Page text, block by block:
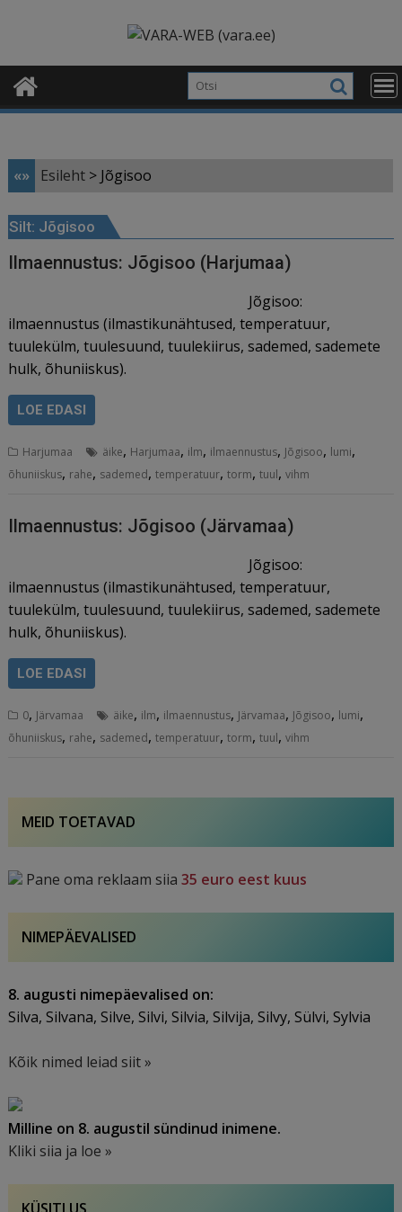
«» Esileht > Jõgisoo
Silt: Jõgisoo
Ilmaennustus: Jõgisoo (Harjumaa)
Jõgisoo:
ilmaennustus (ilmastikunähtused, temperatuur,
tuulekülm, tuulesuund, tuulekiirus, sademed, sademete
hulk, õhuniiskus).
LOE EDASI
Harjumaa äike, Harjumaa, ilm, ilmaennustus, Jõgisoo, lumi,
õhuniiskus, rahe, sademed,temperatuur,torm,tuul,vihm
Ilmaennustus: Jõgisoo (Järvamaa)
Jõgisoo:
ilmaennustus (ilmastikunähtused, temperatuur,
tuulekülm, tuulesuund, tuulekiirus, sademed, sademete
hulk, õhuniiskus).
LOE EDASI
0, Järvamaa äike, ilm, ilmaennustus, Järvamaa, Jõgisoo, lumi,
õhuniiskus, rahe, sademed,temperatuur,torm,tuul,vihm
MEID TOETAVAD
Pane oma reklaam siia35 euro eest kuus
NIMEPÄEVALISED
8. augusti nimepäevalised on:
Silva, Silvana, Silve, Silvi, Silvia, Silvija, Silvy, Sülvi, Sylvia
Kõik nimed leiad siit »
Milline on 8. augustil sündinud inimene.
Kliki siia ja loe »